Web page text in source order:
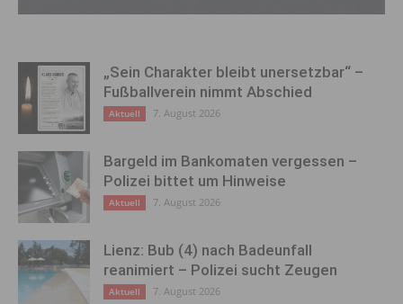
„Sein Charakter bleibt unersetzbar“ –
Fußballverein nimmt Abschied
Aktuell 7. August 2026
Bargeld im Bankomaten vergessen –
Polizei bittet um Hinweise
Aktuell 7. August 2026
Lienz: Bub (4) nach Badeunfall
reanimiert – Polizei sucht Zeugen
Aktuell 7. August 2026